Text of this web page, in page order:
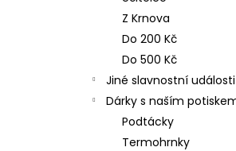
Z Krnova
Do 200 Kč
Do 500 Kč
Jiné slavnostní události
Dárky s naším
Podtácky
Termohrnky
NEREZOVÁ LŽIČKA - NA